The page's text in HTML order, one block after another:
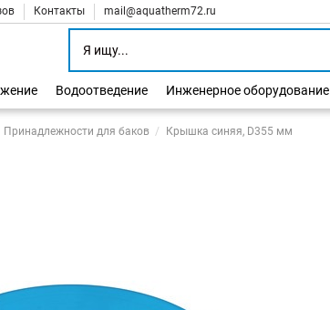
Контакты mail@aquatherm72.ru
Водоотведение Инженерное оборудование
Принадлежности для баков Крышка синяя, D355 мм